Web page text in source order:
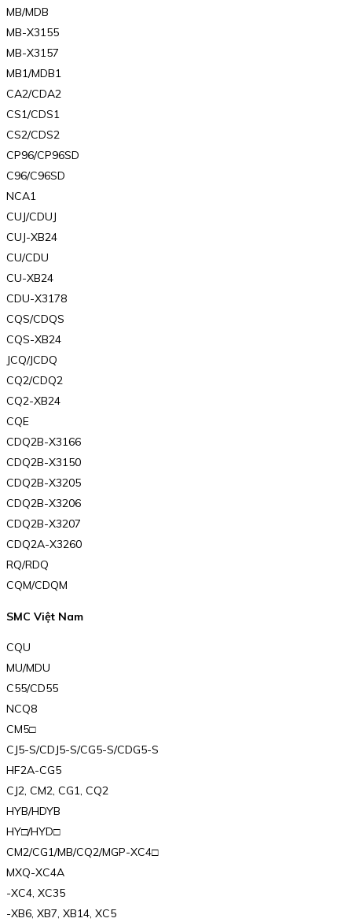
MB/MDB
MB-X3155
MB-X3157
MB1/MDB1
CA2/CDA2
CS1/CDS1
CS2/CDS2
CP96/CP96SD
C96/C96SD
NCA1
CUJ/CDUJ
CUJ-XB24
CU/CDU
CU-XB24
CDU-X3178
CQS/CDQS
CQS-XB24
JCQ/JCDQ
CQ2/CDQ2
CQ2-XB24
CQE
CDQ2B-X3166
CDQ2B-X3150
CDQ2B-X3205
CDQ2B-X3206
CDQ2B-X3207
CDQ2A-X3260
RQ/RDQ
CQM/CDQM
SMC Việt Nam
CQU
MU/MDU
C55/CD55
NCQ8
CM5□
CJ5-S/CDJ5-S/CG5-S/CDG5-S
HF2A-CG5
CJ2, CM2, CG1, CQ2
HYB/HDYB
HY□/HYD□
CM2/CG1/MB/CQ2/MGP-XC4□
MXQ-XC4A
-XC4, XC35
-XB6, XB7, XB14, XC5